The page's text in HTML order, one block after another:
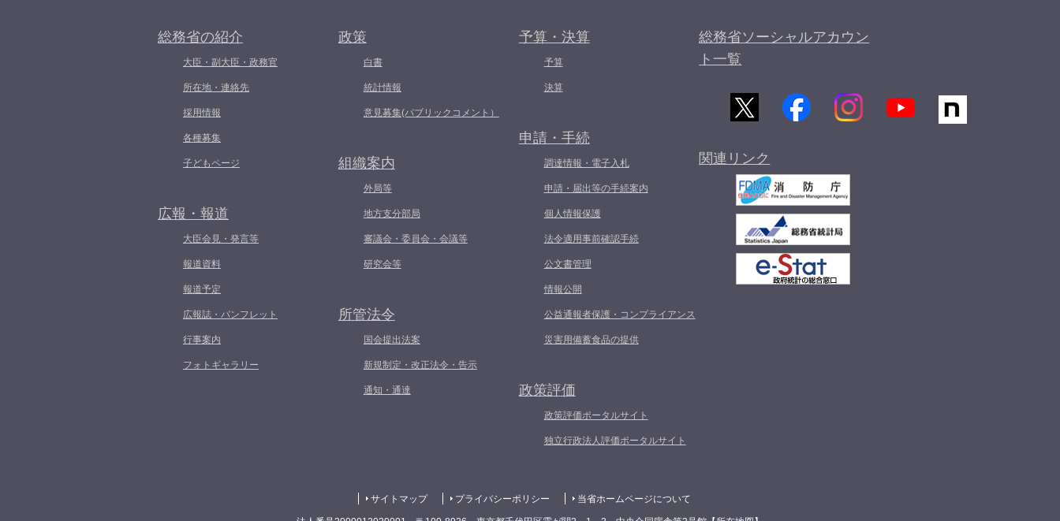
総務省の紹介
大臣・副大臣・政務官
所在地・連絡先
採用情報
各種募集
子どもページ
広報・報道
大臣会見・発言等
報道資料
報道予定
広報誌・パンフレット
行事案内
フォトギャラリー
政策
白書
統計情報
意見募集(パブリックコメント）
組織案内
外局等
地方支分部局
審議会・委員会・会議等
研究会等
所管法令
国会提出法案
新規制定・改正法令・告示
通知・通達
予算・決算
予算
決算
申請・手続
調達情報・電子入札
申請・届出等の手続案内
個人情報保護
法令適用事前確認手続
公文書管理
情報公開
公益通報者保護・コンプライアンス
災害用備蓄食品の提供
政策評価
政策評価ポータルサイト
独立行政法人評価ポータルサイト
総務省ソーシャルアカウン
ト一覧
関連リンク
サイトマップ プライバシーポリシー 当省ホームページについて